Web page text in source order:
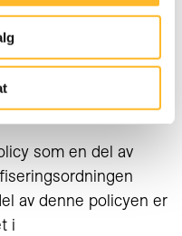
seniorrådgiver
for lengre
Kristine
som en del av
av denne policyen er
i